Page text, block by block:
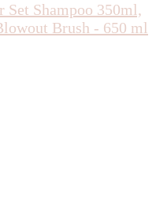
Shampoo 350ml,
Brush - 650 ml